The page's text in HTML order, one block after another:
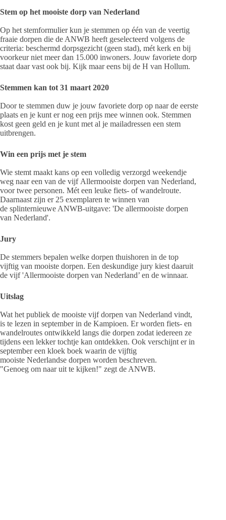
Stem op het mooiste dorp van Nederland
Op het stemformulier kun je stemmen op één van de veertig
fraaie dorpen die de ANWB heeft geselecteerd volgens de
criteria: beschermd dorpsgezicht (geen stad), mét kerk en bij
voorkeur niet meer dan 15.000 inwoners. Jouw favoriete dorp
staat daar vast ook bij. Kijk maar eens bij de H van Hollum.
Stemmen kan tot 31 maart 2020
Door te stemmen duw je jouw favoriete dorp op naar de eerste
plaats en je kunt er nog een prijs mee winnen ook. Stemmen
kost geen geld en je kunt met al je mailadressen een stem
uitbrengen.
Win een prijs met je stem
Wie stemt maakt kans op een volledig verzorgd weekendje
weg naar een van de vijf Allermooiste dorpen van Nederland,
voor twee personen. Mét een leuke fiets- of wandelroute.
Daarnaast zijn er 25 exemplaren te winnen van
de splinternieuwe ANWB-uitgave: 'De allermooiste dorpen
van Nederland'.
Jury
De stemmers bepalen welke dorpen thuishoren in de top
vijftig van mooiste dorpen. Een deskundige jury kiest daaruit
de vijf 'Allermooiste dorpen van Nederland’ en de winnaar.
Uitslag
Wat het publiek de mooiste vijf dorpen van Nederland vindt,
is te lezen in september in de Kampioen. Er worden fiets- en
wandelroutes ontwikkeld langs die dorpen zodat iedereen ze
tijdens een lekker tochtje kan ontdekken. Ook verschijnt er in
september een kloek boek waarin de vijftig
mooiste Nederlandse dorpen worden beschreven.
"Genoeg om naar uit te kijken!" zegt de ANWB.